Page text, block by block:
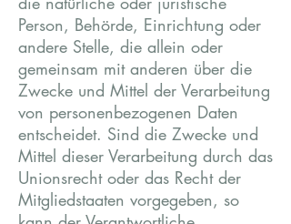
Person, Behörde, Einrichtung oder
andere Stelle, die allein oder
gemeinsam mit anderen über die
Zwecke und Mittel der Verarbeitung
von personenbezogenen Daten
entscheidet. Sind die Zwecke und
Mittel dieser Verarbeitung durch das
Unionsrecht oder das Recht der
Mitgliedstaaten vorgegeben, so